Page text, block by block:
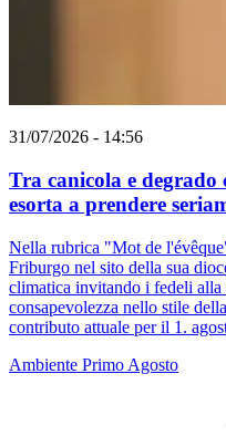
31/07/2026 - 14:56
Tra canicola e
esorta a prendere
Nella rubrica "Mot de
Friburgo nel sito della sua
climatica invitando i fedeli alla
consapevolezza nello stile
contributo attuale per il 1.
Ambiente Primo Agosto